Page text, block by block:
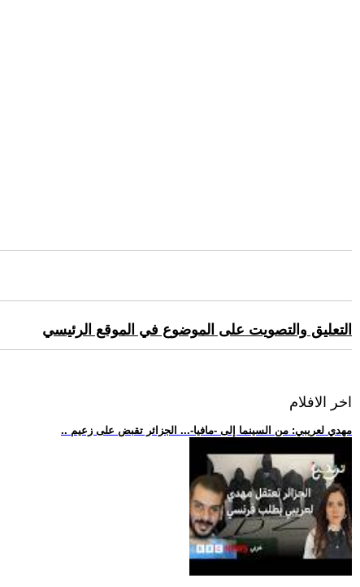
التعليق والتصويت على الموضوع في الموقع الرئيسي
اخر الافلام
.. مهدي لعريبي: من السينما إلى -مافيا-... الجزائر تقبض على زعيم